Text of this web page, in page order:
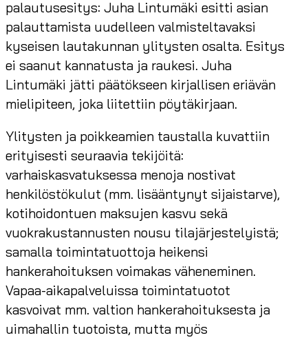
palautusesitys: Juha Lintumäki esitti asian
palauttamista uudelleen valmisteltavaksi
kyseisen lautakunnan ylitysten osalta. Esitys
ei saanut kannatusta ja raukesi. Juha
Lintumäki jätti päätökseen kirjallisen eriävän
mielipiteen, joka liitettiin pöytäkirjaan.
Ylitysten ja poikkeamien taustalla kuvattiin
erityisesti seuraavia tekijöitä:
varhaiskasvatuksessa menoja nostivat
henkilöstökulut (mm. lisääntynyt sijaistarve),
kotihoidontuen maksujen kasvu sekä
vuokrakustannusten nousu tilajärjestelyistä;
samalla toimintatuottoja heikensi
hankerahoituksen voimakas väheneminen.
Vapaa-aikapalveluissa toimintatuotot
kasvoivat mm. valtion hankerahoituksesta ja
uimahallin tuotoista, mutta myös